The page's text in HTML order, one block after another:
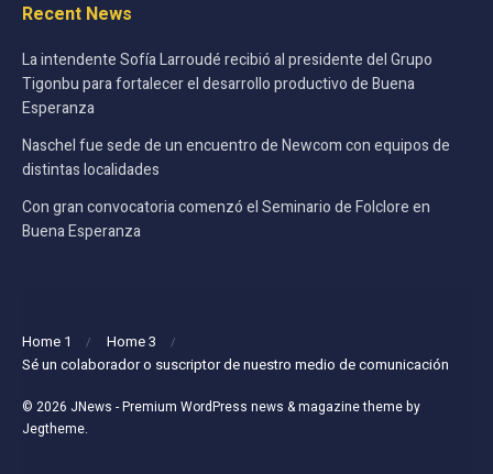
Recent News
La intendente Sofía Larroudé recibió al presidente del Grupo
Tigonbu para fortalecer el desarrollo productivo de Buena
Esperanza
Naschel fue sede de un encuentro de Newcom con equipos de
distintas localidades
Con gran convocatoria comenzó el Seminario de Folclore en
Buena Esperanza
Home 1
Home 3
Sé un colaborador o suscriptor de nuestro medio de comunicación
© 2026 JNews - Premium WordPress news & magazine theme by
Jegtheme.